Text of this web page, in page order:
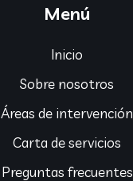
Menú
Inicio
Sobre nosotros
Áreas de intervención
Carta de servicios
Preguntas frecuentes